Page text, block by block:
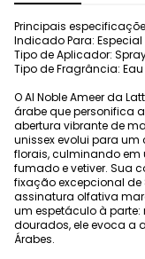
Principais
Indicado Para: Especial
Tipo de Aplicador:
Tipo de Fragrância: Eau
O Al Noble Ameer da
árabe que personifica
abertura vibrante de
unissex evolui para
florais, culminando
fumado e vetiver. Sua
fixação excepcional de
assinatura olfativa
um espetáculo à parte:
dourados, ele evoca a
Árabes.